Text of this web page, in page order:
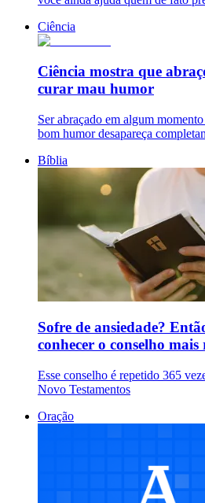
Ciência
Ciência mostra que
curar mau humor
Ser abraçado em algum
bom humor desapareça
Bíblia
Sofre de ansiedade?
conhecer o conselho
Esse conselho é repetido 365
Novo Testamentos
Oração